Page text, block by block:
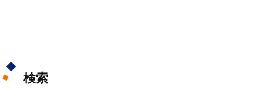
検索